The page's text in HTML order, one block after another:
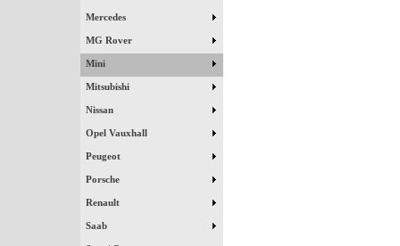
Mercedes
MG Rover
Mini
Mitsubishi
Nissan
Opel Vauxhall
Peugeot
Porsche
Renault
Saab